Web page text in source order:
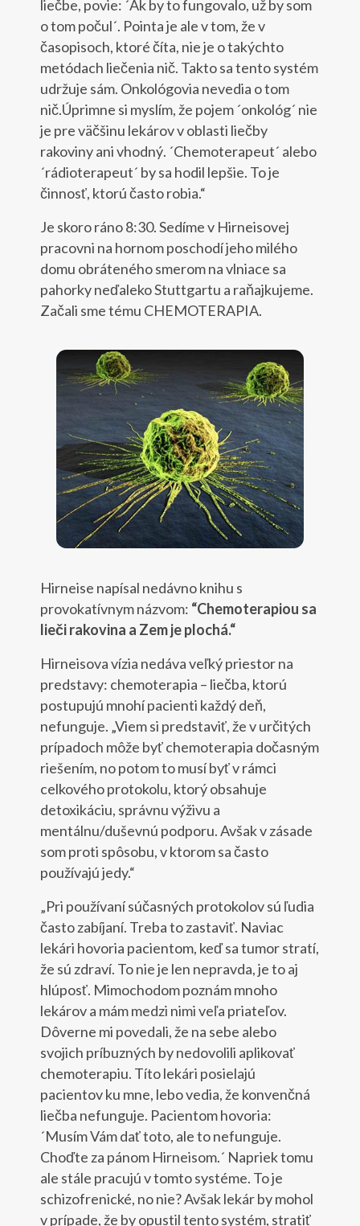
liečbe, povie: ´Ak by to fungovalo, už by som
o tom počul´. Pointa je ale v tom, že v
časopisoch, ktoré číta, nie je o takýchto
metódach liečenia nič. Takto sa tento systém
udržuje sám. Onkológovia nevedia o tom
nič.Úprimne si myslím, že pojem ´onkológ´ nie
je pre väčšinu lekárov v oblasti liečby
rakoviny ani vhodný. ´Chemoterapeut´ alebo
´rádioterapeut´ by sa hodil lepšie. To je
činnosť, ktorú často robia.“
Je skoro ráno 8:30. Sedíme v Hirneisovej
pracovni na hornom poschodí jeho milého
domu obráteného smerom na vlniace sa
pahorky neďaleko Stuttgartu a raňajkujeme.
Začali sme tému CHEMOTERAPIA.
Hirneise napísal nedávno knihu s
provokatívnym názvom: “Chemoterapiou sa
lieči rakovina a Zem je plochá.“
Hirneisova vízia nedáva veľký priestor na
predstavy: chemoterapia – liečba, ktorú
postupujú mnohí pacienti každý deň,
nefunguje. „Viem si predstaviť, že v určitých
prípadoch môže byť chemoterapia dočasným
riešením, no potom to musí byť v rámci
celkového protokolu, ktorý obsahuje
detoxikáciu, správnu výživu a
mentálnu/duševnú podporu. Avšak v zásade
som proti spôsobu, v ktorom sa často
používajú jedy.“
„Pri používaní súčasných protokolov sú ľudia
často zabíjaní. Treba to zastaviť. Naviac
lekári hovoria pacientom, keď sa tumor stratí,
že sú zdraví. To nie je len nepravda, je to aj
hlúposť. Mimochodom poznám mnoho
lekárov a mám medzi nimi veľa priateľov.
Dôverne mi povedali, že na sebe alebo
svojich príbuzných by nedovolili aplikovať
chemoterapiu. Títo lekári posielajú
pacientov ku mne, lebo vedia, že konvenčná
liečba nefunguje. Pacientom hovoria:
´Musím Vám dať toto, ale to nefunguje.
Choďte za pánom Hirneisom.´ Napriek tomu
ale stále pracujú v tomto systéme. To je
schizofrenické, no nie? Avšak lekár by mohol
v prípade, že by opustil tento systém, stratiť